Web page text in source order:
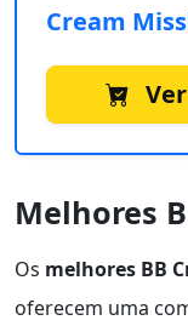
Cream
Melhores
Os melhores BB
oferecem uma